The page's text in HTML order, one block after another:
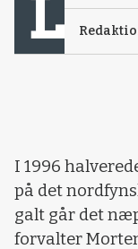
I 1996
på det
galt går det
forvalter